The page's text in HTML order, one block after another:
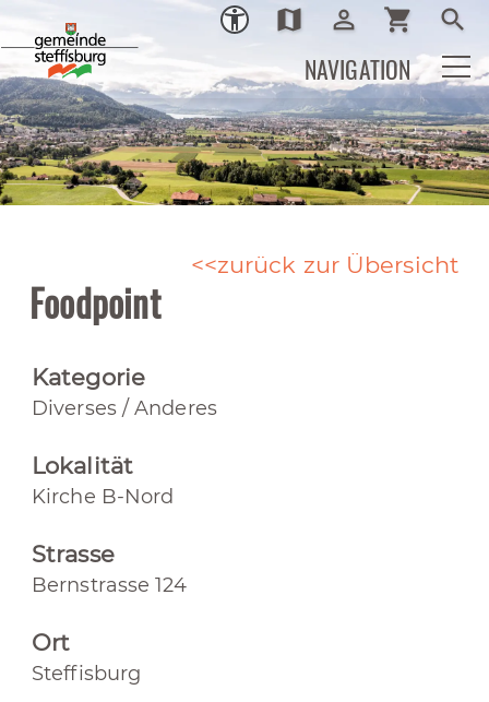
Ortsplan
map Login
person_outline shopping_cart search
NAVIGATION
zurück zur Übersicht
Foodpoint
Kategorie
Diverses / Anderes
Lokalität
Kirche B-Nord
Strasse
Bernstrasse 124
Ort
Steffisburg